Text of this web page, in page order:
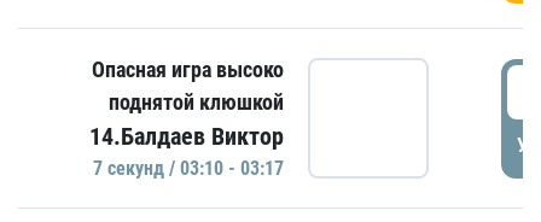
Опасная игра высоко
поднятой клюшкой
14.Балдаев Виктор
7 секунд / 03:10 - 03:17